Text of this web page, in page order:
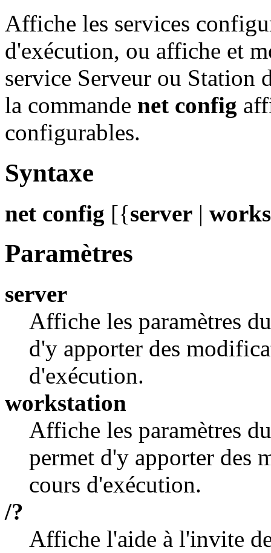
Affiche les services
d'exécution, ou affiche et
service Serveur ou Station
la commande net config
configurables.
Syntaxe
net config [{server |
Paramètres
server
Affiche les paramètres
d'y apporter des
d'exécution.
workstation
Affiche les paramètres
permet d'y apporter des
cours d'exécution.
/?
Affiche l'aide à l'invite